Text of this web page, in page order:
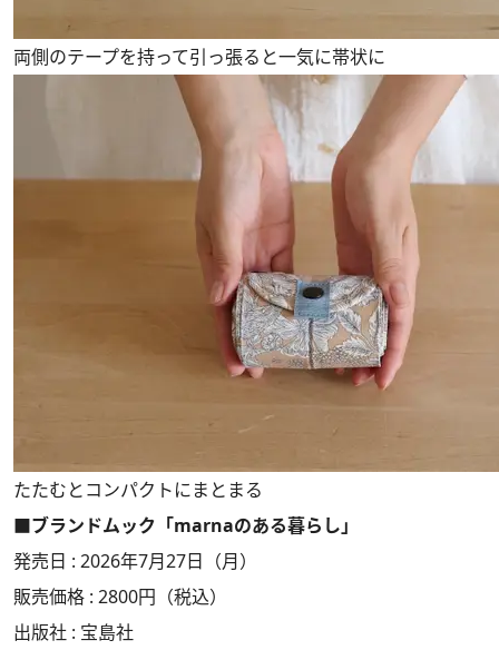
両側のテープを持って引っ張ると一気に帯状に
たたむとコンパクトにまとまる
■ブランドムック「marnaのある暮らし」
発売日 : 2026年7月27日（月）
販売価格 : 2800円（税込）
出版社 : 宝島社